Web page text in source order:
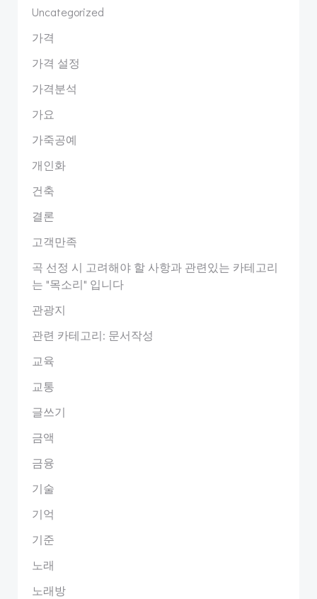
Uncategorized
가격
가격 설정
가격분석
가요
가죽공예
개인화
건축
결론
고객만족
곡 선정 시 고려해야 할 사항과 관련있는 카테고리
는 "목소리" 입니다
관광지
관련 카테고리: 문서작성
교육
교통
글쓰기
금액
금융
기술
기억
기준
노래
노래방